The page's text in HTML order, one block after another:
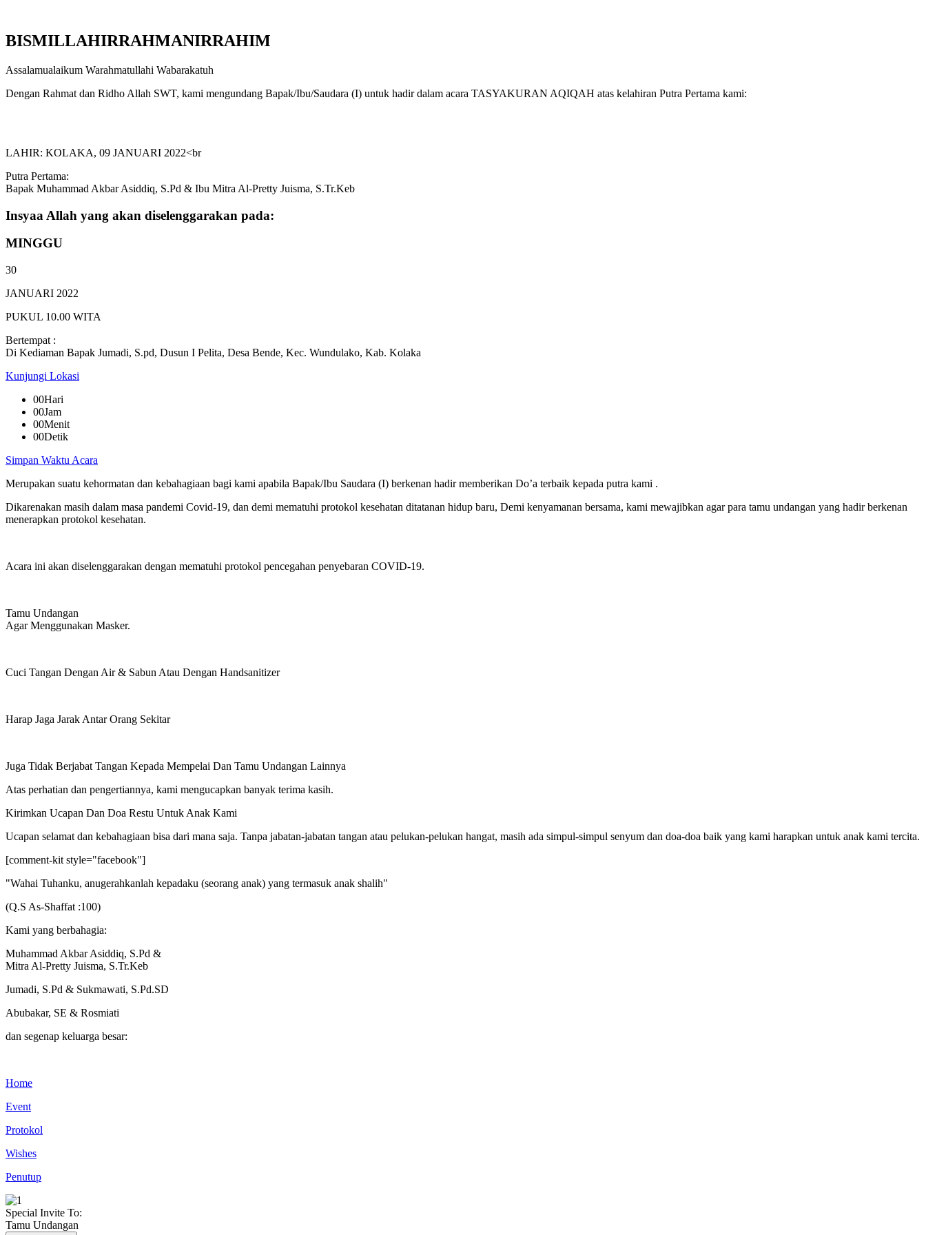
BISMILLAHIRRAHMANIRRAHIM
Assalamualaikum Warahmatullahi Wabarakatuh
Dengan Rahmat dan Ridho Allah SWT, kami mengundang Bapak/Ibu/Saudara (I) untuk hadir dalam acara TASYAKURAN AQIQAH atas kelahiran Putra Pertama kami:
LAHIR: KOLAKA, 09 JANUARI 2022<br
Putra Pertama:
Bapak Muhammad Akbar Asiddiq, S.Pd & Ibu Mitra Al-Pretty Juisma, S.Tr.Keb
Insyaa Allah yang akan diselenggarakan pada:
MINGGU
30
JANUARI 2022
PUKUL 10.00 WITA
Bertempat :
Di Kediaman Bapak Jumadi, S.pd, Dusun I Pelita, Desa Bende, Kec. Wundulako, Kab. Kolaka
Kunjungi Lokasi
00Hari
00Jam
00Menit
00Detik
Simpan Waktu Acara
Merupakan suatu kehormatan dan kebahagiaan bagi kami apabila Bapak/Ibu Saudara (I) berkenan hadir memberikan Do’a terbaik kepada putra kami .
Dikarenakan masih dalam masa pandemi Covid-19, dan demi mematuhi protokol kesehatan ditatanan hidup baru, Demi kenyamanan bersama, kami mewajibkan agar para tamu undangan yang hadir berkenan
menerapkan protokol kesehatan.
Acara ini akan diselenggarakan dengan mematuhi protokol pencegahan penyebaran COVID-19.
Tamu Undangan
Agar Menggunakan Masker.
Cuci Tangan Dengan Air & Sabun Atau Dengan Handsanitizer
Harap Jaga Jarak Antar Orang Sekitar
Juga Tidak Berjabat Tangan Kepada Mempelai Dan Tamu Undangan Lainnya
Atas perhatian dan pengertiannya, kami mengucapkan banyak terima kasih.
Kirimkan Ucapan Dan Doa Restu Untuk Anak Kami
Ucapan selamat dan kebahagiaan bisa dari mana saja. Tanpa jabatan-jabatan tangan atau pelukan-pelukan hangat, masih ada simpul-simpul senyum dan doa-doa baik yang kami harapkan untuk anak kami tercita.
[comment-kit style="facebook"]
"Wahai Tuhanku, anugerahkanlah kepadaku (seorang anak) yang termasuk anak shalih"
(Q.S As-Shaffat :100)
Kami yang berbahagia:
Muhammad Akbar Asiddiq, S.Pd &
Mitra Al-Pretty Juisma, S.Tr.Keb
Jumadi, S.Pd & Sukmawati, S.Pd.SD
Abubakar, SE & Rosmiati
dan segenap keluarga besar:
Home
Event
Protokol
Wishes
Penutup
Special Invite To:
Tamu Undangan